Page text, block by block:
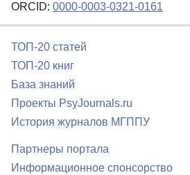
ORCID: 0000-0003-0321-0161
ТОП-20 статей
ТОП-20 книг
База знаний
Проекты PsyJournals.ru
История журналов МГППУ
Партнеры портала
Информационное спонсорство